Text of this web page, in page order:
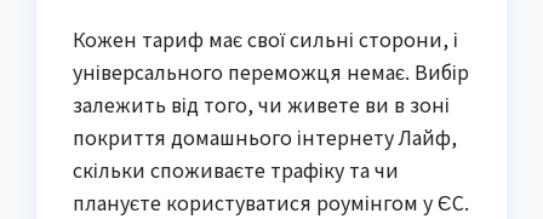
Кожен тариф має свої сильні сторони, і
універсального переможця немає. Вибір
залежить від того, чи живете ви в зоні
покриття домашнього інтернету Лайф,
скільки споживаєте трафіку та чи
плануєте користуватися роумінгом у ЄС.